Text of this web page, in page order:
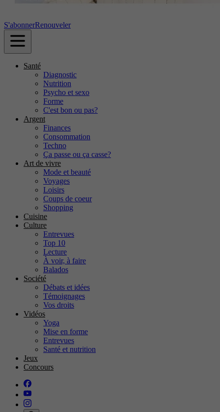
S'abonnerRenouveler
Santé
Diagnostic
Nutrition
Psycho et sexo
Forme
C'est bon ou pas?
Argent
Finances
Consommation
Techno
Ça passe ou ça casse?
Art de vivre
Mode et beauté
Voyages
Loisirs
Coups de coeur
Shopping
Cuisine
Culture
Entrevues
Top 10
Lecture
À voir, à faire
Balados
Société
Débats et idées
Témoignages
Vos droits
Vidéos
Yoga
Mise en forme
Entrevues
Santé et nutrition
Jeux
Concours